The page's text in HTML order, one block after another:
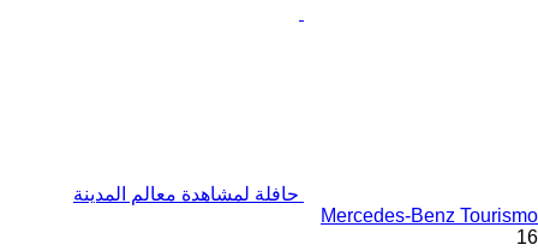
حافلة لمشاهدة معالم المدينة
Mercedes-Benz Tourismo
16